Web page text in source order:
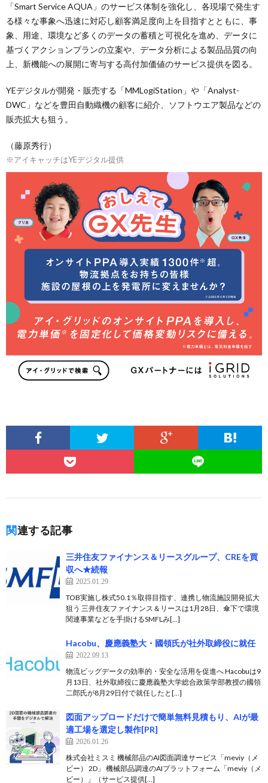
「Smart Service AQUA」のサービス体制を強化し、各現場で発生す
る様々な事象へ迅速に対応し顧客満足度向上を目指すとともに、事
象、用途、環境など多くのデータの蓄積と可視化を進め、データに
基づくアクションプランの立案や、データ分析による製品品質の向
上、新機能への展開に寄与する高付加価値のサービス提供を図る。
YEデジタルが開発・販売する「MMLogiStation」や「Analyst-
DWC」などを豊田自動織機の顧客に紹介、ソフトウエア製品などの
販売拡大も狙う。
（藤原秀行）
※アイキャッチはYEデジタル提供
関連する記事
三井住友ファイナンス＆リースグループ、CREを買
収へ★続報
2025.01.29
TOB実施し株式50.1％取得目指す、連携し物流施設開発拡大
狙う 三井住友ファイナンス＆リースは1月28日、傘下で環境
関連事業などを手掛けるSMFLみ[…]
Hacobu、慶應義塾大・國領氏が社外取締役に就任
2022.09.13
物流ビッグデータの効率的・安全な活用を促進へ Hacobuは9
月13日、社外取締役に慶應義塾大学総合政策学部教授の國領
二郎氏が8月29日付で就任したと[…]
図面アップロードだけで簡単無料見積もり、AIが最
適工場を選定し製作[PR]
2026.01.26
株式会社ミスミ 機械部品のAI図面調達サービス「meviy（メ
ビー） 2D」 機械部品調達のAIプラットフォーム「meviy（メ
ビー）」（サービス提供[…]